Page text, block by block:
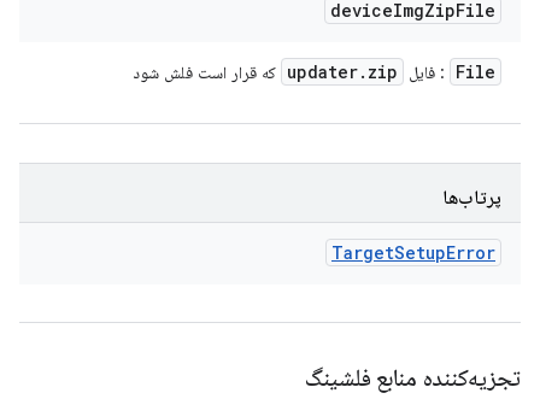
deviceImgZipFile
File : فایل updater. zip که قرار است فلش شود
پرتاب‌ها
TargetSetupError
تجزیه‌کننده منابع فلشینگ